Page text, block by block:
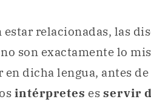
estar relacionadas, las
no son exactamente lo
en dicha lengua, antes
intérpretes es servir